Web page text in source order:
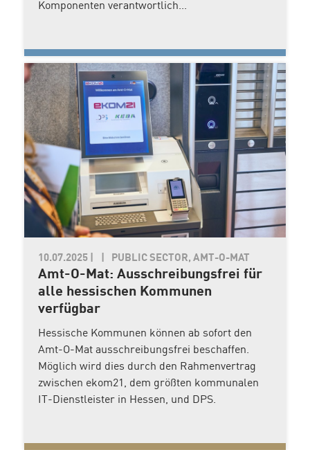
Komponenten verantwortlich...
10.07.2025 PUBLIC SECTOR, AMT-O-MAT
Amt-O-Mat: Ausschreibungsfrei für
alle hessischen Kommunen
verfügbar
Hessische Kommunen können ab sofort den
Amt-O-Mat ausschreibungsfrei beschaffen.
Möglich wird dies durch den Rahmenvertrag
zwischen ekom21, dem größten kommunalen
IT-Dienstleister in Hessen, und DPS.